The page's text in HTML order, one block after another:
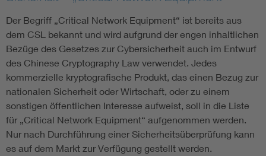
Der Begriff „Critical Network Equipment“ ist bereits aus
dem CSL bekannt und wird aufgrund der engen inhaltlichen
Bezüge des Gesetzes zur Cybersicherheit auch im Entwurf
des Chinese Cryptography Law verwendet. Jedes
kommerzielle kryptografische Produkt, das einen Bezug zur
nationalen Sicherheit oder Wirtschaft, oder zu einem
sonstigen öffentlichen Interesse aufweist, soll in die Liste
für „Critical Network Equipment“ aufgenommen werden.
Nur nach Durchführung einer Sicherheitsüberprüfung kann
es auf dem Markt zur Verfügung gestellt werden.